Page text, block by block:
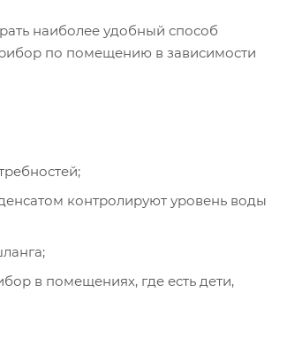
наиболее удобный способ
по помещению в зависимости
контролируют уровень воды
в помещениях, где есть дети,